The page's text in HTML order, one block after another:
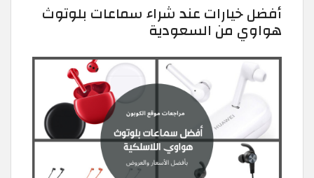
أفضل خيارات عند شراء سماعات بلوتوث
هواوي من السعودية